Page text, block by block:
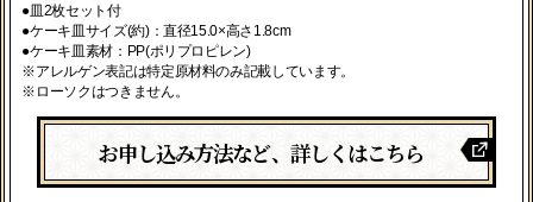
●皿2枚セット付
●ケーキ皿サイズ(約)：直径15.0×高さ1.8cm
●ケーキ皿素材：PP(ポリプロピレン)
※アレルゲン表記は特定原材料のみ記載しています。
※ローソクはつきません。
お申し込み方法など、詳しくはこちら